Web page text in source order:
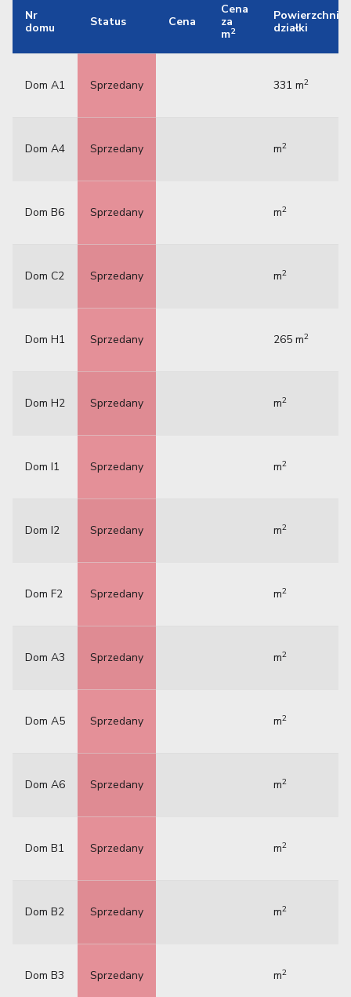
Nr
domu
Status Cena
Cena
za
m2
Powierzchnia
działki
Dom A1 Sprzedany 331 m2
Dom A4 Sprzedany m2
Dom B6 Sprzedany m2
Dom C2 Sprzedany m2
Dom H1 Sprzedany 265 m2
Dom H2 Sprzedany m2
Dom I1 Sprzedany m2
Dom I2 Sprzedany m2
Dom F2 Sprzedany m2
Dom A3 Sprzedany m2
Dom A5 Sprzedany m2
Dom A6 Sprzedany m2
Dom B1 Sprzedany m2
Dom B2 Sprzedany m2
Dom B3 Sprzedany m2